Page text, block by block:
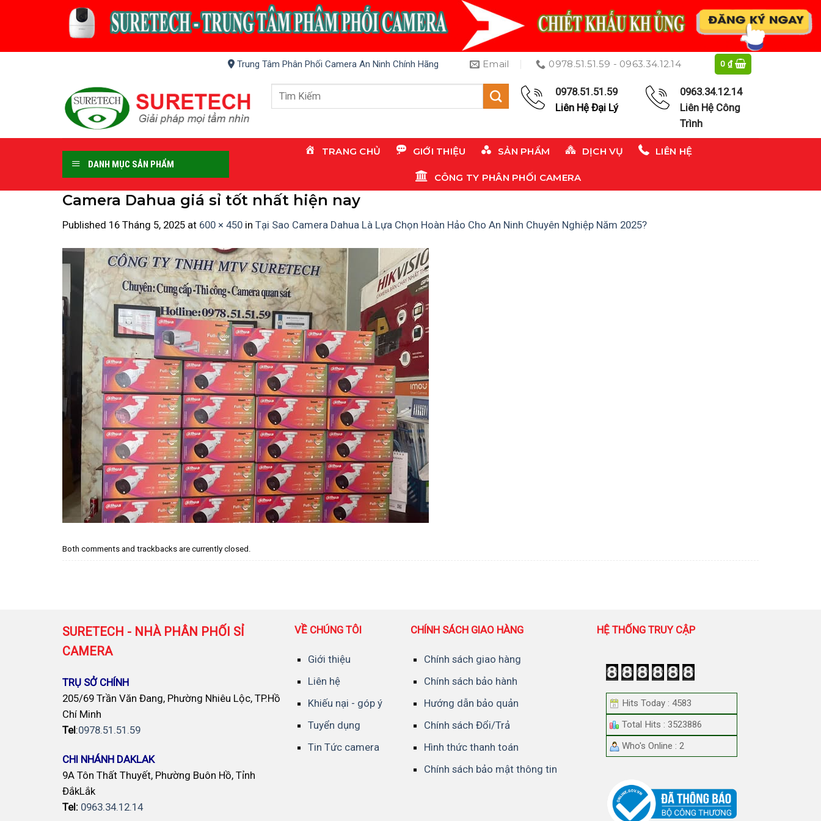
Trung Tâm Phân Phối Camera An Ninh Chính Hãng Email 0978.51.51.59 - 0963.34.12.14 0₫
Tìm
0978.51.51.59
Liên Hệ Đại Lý
0963.34.12.14
Liên Hệ Công
Trình
DANH MỤC SẢN PHẨM
TRANG CHỦ GIỚI THIỆU SẢN PHẨM DỊCH VỤ LIÊN HỆ
CÔNG TY PHÂN PHỐI CAMERA
Camera Dahua giá sỉ tốt nhất hiện nay
Published 16 Tháng 5, 2025 at 600 × 450 in Tại Sao Camera Dahua Là Lựa Chọn Hoàn Hảo Cho An Ninh Chuyên Nghiệp Năm 2025?
Both comments and trackbacks are currently closed.
SURETECH - NHÀ PHÂN PHỐI SỈ
CAMERA
TRỤ SỞ CHÍNH
205/69 Trần Văn Đang, Phường Nhiêu Lộc, TP.Hồ
Chí Minh
Tel:0978.51.51.59
CHI NHÁNH DAKLAK
9A Tôn Thất Thuyết, Phường Buôn Hồ, Tỉnh
ĐắkLắk
Tel: 0963.34.12.14
VỀ CHÚNG TÔI
Giới thiệu
Liên hệ
Khiếu nại - góp ý
Tuyển dụng
Tin Tức camera
CHÍNH SÁCH GIAO HÀNG
Chính sách giao hàng
Chính sách bảo hành
Hướng dẫn bảo quản
Chính sách Đổi/Trả
Hình thức thanh toán
Chính sách bảo mật thông tin
HỆ THỐNG TRUY CẬP
Hits Today : 4583
Total Hits : 3523886
Who's Online : 2